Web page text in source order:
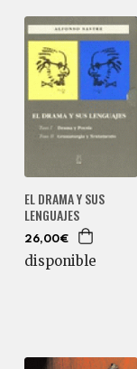
EL DRAMA Y SUS
LENGUAJES
26,00€
disponible